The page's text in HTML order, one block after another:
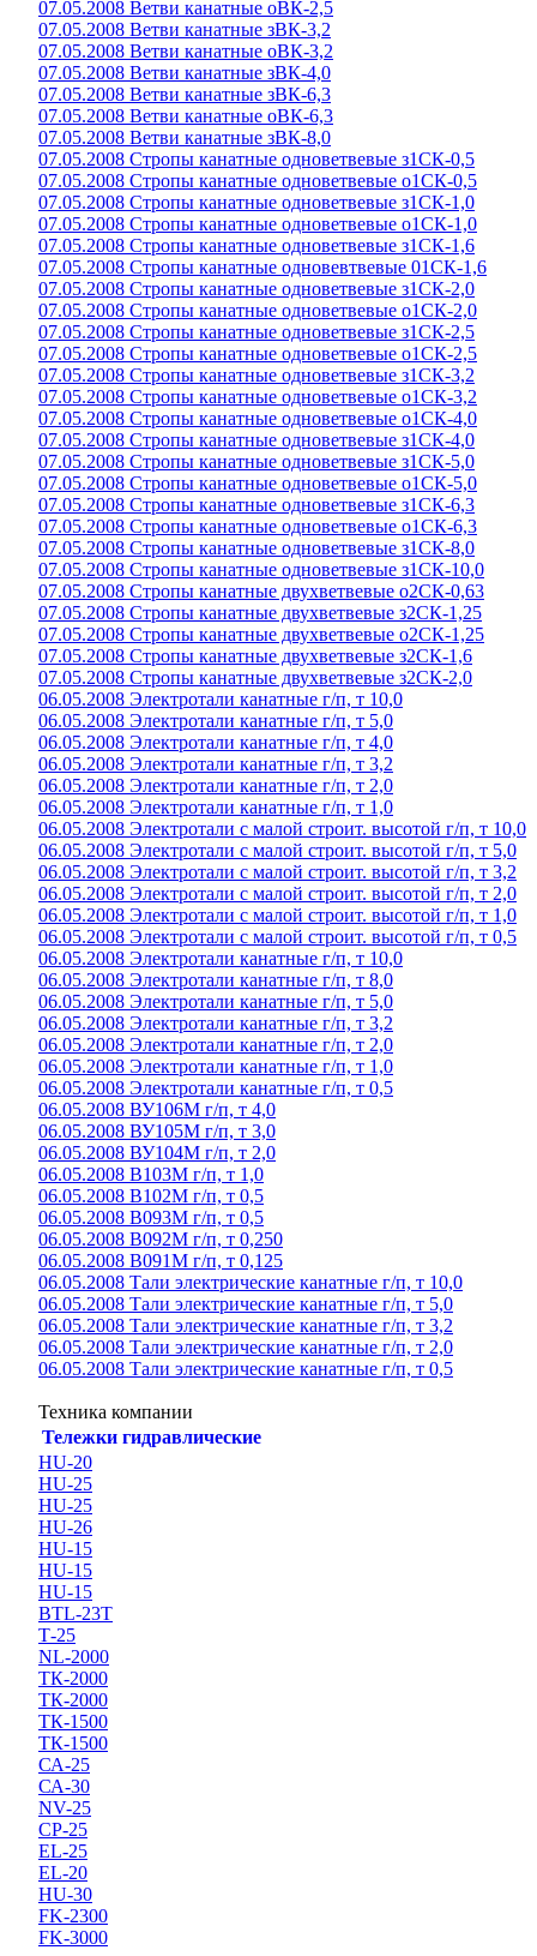
07.05.2008 Ветви канатные оВК-2,5
07.05.2008 Ветви канатные зВК-3,2
07.05.2008 Ветви канатные оВК-3,2
07.05.2008 Ветви канатные зВК-4,0
07.05.2008 Ветви канатные зВК-6,3
07.05.2008 Ветви канатные оВК-6,3
07.05.2008 Ветви канатные зВК-8,0
07.05.2008 Стропы канатные одноветвевые з1СК-0,5
07.05.2008 Стропы канатные одноветвевые о1СК-0,5
07.05.2008 Стропы канатные одноветвевые з1СК-1,0
07.05.2008 Стропы канатные одноветвевые о1СК-1,0
07.05.2008 Стропы канатные одноветвевые з1СК-1,6
07.05.2008 Стропы канатные одновевтвевые 01СК-1,6
07.05.2008 Стропы канатные одноветвевые з1СК-2,0
07.05.2008 Стропы канатные одноветвевые о1СК-2,0
07.05.2008 Стропы канатные одноветвевые з1СК-2,5
07.05.2008 Стропы канатные одноветвевые о1СК-2,5
07.05.2008 Стропы канатные одноветвевые з1СК-3,2
07.05.2008 Стропы канатные одноветвевые о1СК-3,2
07.05.2008 Стропы канатные одноветвевые о1СК-4,0
07.05.2008 Стропы канатные одноветвевые з1СК-4,0
07.05.2008 Стропы канатные одноветвевые з1СК-5,0
07.05.2008 Стропы канатные одноветвевые о1СК-5,0
07.05.2008 Стропы канатные одноветвевые з1СК-6,3
07.05.2008 Стропы канатные одноветвевые о1СК-6,3
07.05.2008 Стропы канатные одноветвевые з1СК-8,0
07.05.2008 Стропы канатные одноветвевые з1СК-10,0
07.05.2008 Стропы канатные двухветвевые о2СК-0,63
07.05.2008 Стропы канатные двухветвевые з2СК-1,25
07.05.2008 Стропы канатные двухветвевые о2СК-1,25
07.05.2008 Стропы канатные двухветвевые з2СК-1,6
07.05.2008 Стропы канатные двухветвевые з2СК-2,0
06.05.2008 Электротали канатные г/п, т 10,0
06.05.2008 Электротали канатные г/п, т 5,0
06.05.2008 Электротали канатные г/п, т 4,0
06.05.2008 Электротали канатные г/п, т 3,2
06.05.2008 Электротали канатные г/п, т 2,0
06.05.2008 Электротали канатные г/п, т 1,0
06.05.2008 Электротали с малой строит. высотой г/п, т 10,0
06.05.2008 Электротали с малой строит. высотой г/п, т 5,0
06.05.2008 Электротали с малой строит. высотой г/п, т 3,2
06.05.2008 Электротали с малой строит. высотой г/п, т 2,0
06.05.2008 Электротали с малой строит. высотой г/п, т 1,0
06.05.2008 Электротали с малой строит. высотой г/п, т 0,5
06.05.2008 Электротали канатные г/п, т 10,0
06.05.2008 Электротали канатные г/п, т 8,0
06.05.2008 Электротали канатные г/п, т 5,0
06.05.2008 Электротали канатные г/п, т 3,2
06.05.2008 Электротали канатные г/п, т 2,0
06.05.2008 Электротали канатные г/п, т 1,0
06.05.2008 Электротали канатные г/п, т 0,5
06.05.2008 ВУ106М г/п, т 4,0
06.05.2008 ВУ105М г/п, т 3,0
06.05.2008 ВУ104М г/п, т 2,0
06.05.2008 В103М г/п, т 1,0
06.05.2008 В102М г/п, т 0,5
06.05.2008 В093М г/п, т 0,5
06.05.2008 В092М г/п, т 0,250
06.05.2008 В091М г/п, т 0,125
06.05.2008 Тали электрические канатные г/п, т 10,0
06.05.2008 Тали электрические канатные г/п, т 5,0
06.05.2008 Тали электрические канатные г/п, т 3,2
06.05.2008 Тали электрические канатные г/п, т 2,0
06.05.2008 Тали электрические канатные г/п, т 0,5
Техника компании
Тележки гидравлические
HU-20
HU-25
HU-25
HU-26
HU-15
HU-15
HU-15
BTL-23T
Т-25
NL-2000
ТК-2000
ТК-2000
ТК-1500
ТК-1500
СА-25
СА-30
NV-25
CP-25
EL-25
EL-20
HU-30
FK-2300
FK-3000